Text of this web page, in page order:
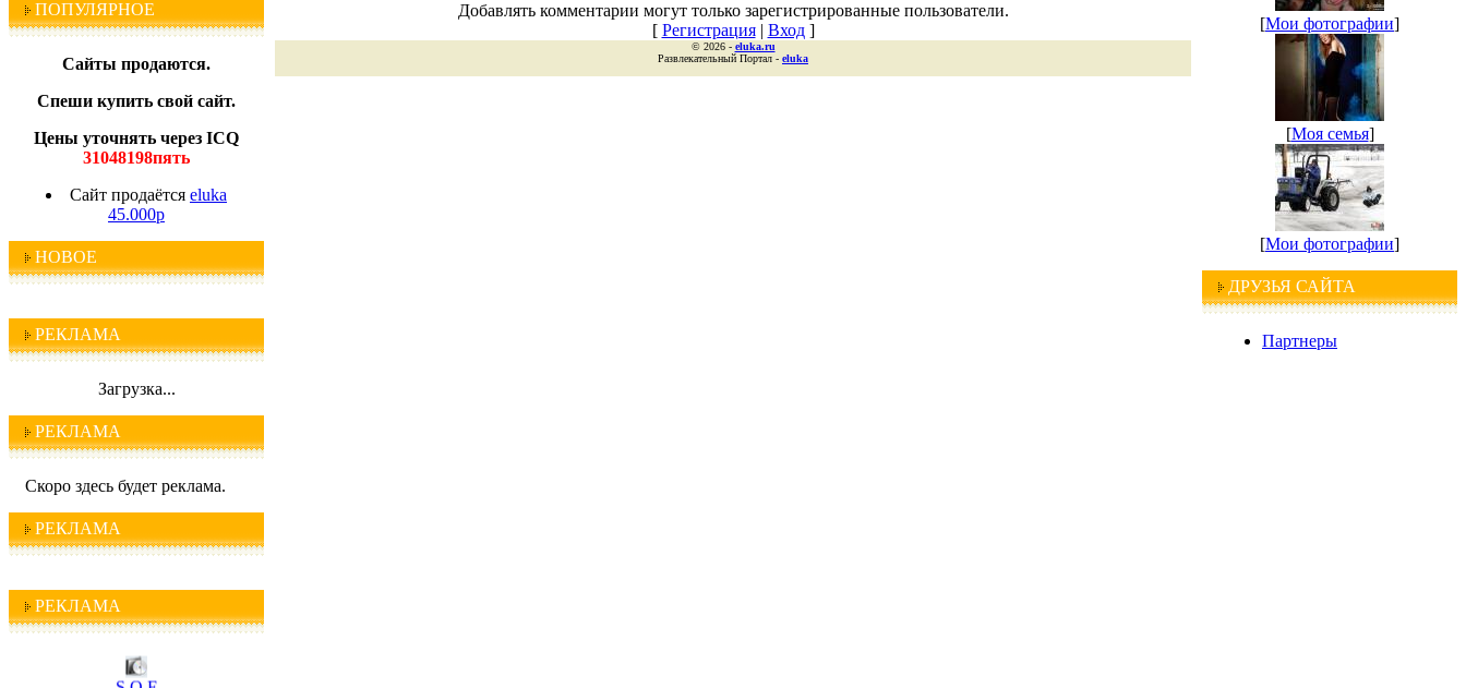
ПОПУЛЯРНОЕ
Сайты продаются.
Спеши купить свой сайт.
Цены уточнять через ICQ
31048198пять
Сайт продаётся eluka
45.000р
НОВОЕ
РЕКЛАМА
Загрузка...
РЕКЛАМА
Скоро здесь будет реклама.
РЕКЛАМА
РЕКЛАМАI C Q
S O F
Добавлять комментарии могут только зарегистрированные пользователи.
[ Регистрация| Вход]
© 2026 - eluka.ru
Развлекательный Портал - eluka
[Мои фотографии]
[Моя семья]
[Мои фотографии]
ДРУЗЬЯ САЙТА
Партнеры